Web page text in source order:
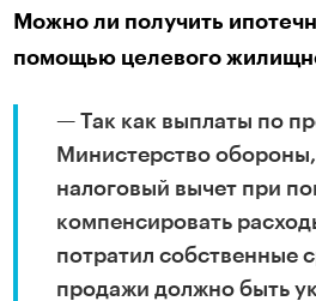
Можно ли получить
помощью целевого
— Так как выплаты по
Министерство
налоговый вычет при
компенсировать
потратил собственные
продажи должно быть